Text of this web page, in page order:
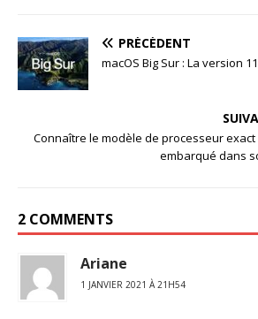
PRÉCÉDENT
macOS Big Sur : La version
Connaître le modèle de processeur
embarqué dans
2 COMMENTS
Ariane
1 JANVIER 2021 À 21H54